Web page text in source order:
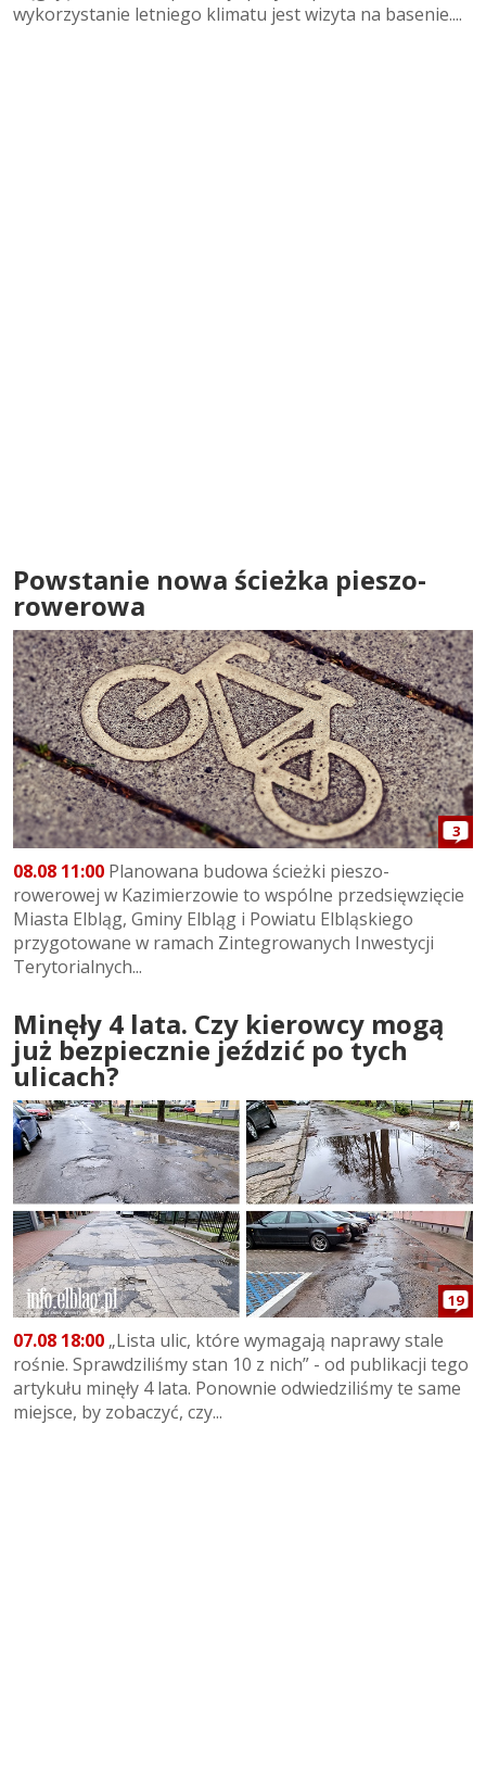
wykorzystanie letniego klimatu jest wizyta na basenie....
Powstanie nowa ścieżka pieszo-
rowerowa
3
08.08 11:00 Planowana budowa ścieżki pieszo-
rowerowej w Kazimierzowie to wspólne przedsięwzięcie
Miasta Elbląg, Gminy Elbląg i Powiatu Elbląskiego
przygotowane w ramach Zintegrowanych Inwestycji
Terytorialnych...
Minęły 4 lata. Czy kierowcy mogą
już bezpiecznie jeździć po tych
ulicach?
19
07.08 18:00 „Lista ulic, które wymagają naprawy stale
rośnie. Sprawdziliśmy stan 10 z nich” - od publikacji tego
artykułu minęły 4 lata. Ponownie odwiedziliśmy te same
miejsce, by zobaczyć, czy...